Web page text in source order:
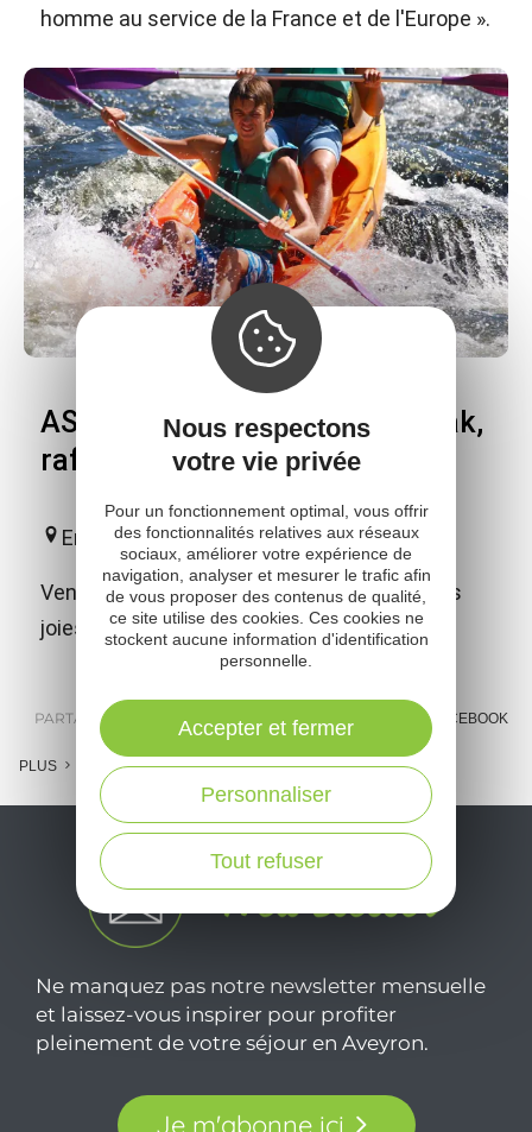
homme au service de la France et de l'Europe ».
ASVOLT - Location canoë, kayak,
raft (descente en individuel)
Entraygues-sur-Truyère
Venez découvrir en famille ou entre amis les
joies de l'eau vive en vallée du Lot !
PARTAGER : E-MAIL MESSENGER FACEBOOK
PLUS
Ne manquez pas notre newsletter mensuelle
et laissez-vous inspirer pour profiter
pleinement de votre séjour en Aveyron.
Je m'abonne ici
Nous respectons
votre vie privée
Pour un fonctionnement optimal, vous offrir
des fonctionnalités relatives aux réseaux
sociaux, améliorer votre expérience de
navigation, analyser et mesurer le trafic afin
de vous proposer des contenus de qualité,
ce site utilise des cookies. Ces cookies ne
stockent aucune information d'identification
personnelle.
Tout refuser
Personnaliser
Accepter et fermer